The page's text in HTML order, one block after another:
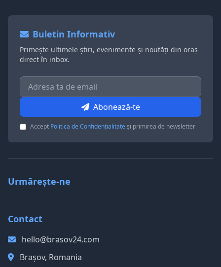
Buletin Informativ
Primește ultimele știri, evenimente și noutăți din oraș
direct în inbox.
Abonează-te
Accept Politica de Confidențialitateși primirea de newsletter
Urmărește-ne
Contact
hello@brasov24.com
Brașov, Romania